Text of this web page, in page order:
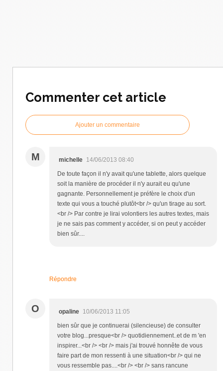
Commenter cet article
Ajouter un commentaire
M michelle 14/06/2013 08:40
De toute façon il n'y avait qu'une tablette, alors quelque
soit la manière de procéder il n'y aurait eu qu'une
gagnante. Personnellement je préfère le choix d'un
texte qui vous a touché plutôt<br /> qu'un tirage au sort.
<br /> Par contre je lirai volontiers les autres textes, mais
je ne sais pas comment y accéder, si on peut y accéder
bien sûr....
Répondre
O opaline 10/06/2013 11:05
bien sûr que je continuerai (silencieuse) de consulter
votre blog...presque<br /> quotidiennement..et de m 'en
inspirer...<br /> <br /> mais j'ai trouvé honnête de vous
faire part de mon ressenti à une situation<br /> qui ne
vous ressemble pas....<br /> <br /> sans rancune